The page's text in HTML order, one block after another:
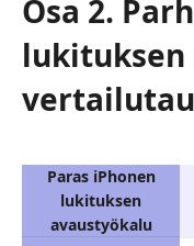
Osa 2.
lukituksen
Paras iPhonen
lukituksen
avaustyökalu